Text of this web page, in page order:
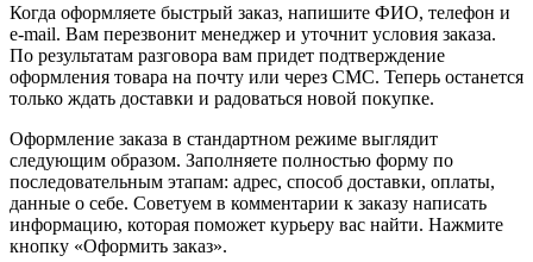
Когда оформляете быстрый заказ, напишите ФИО, телефон и
e-mail. Вам перезвонит менеджер и уточнит условия заказа.
По результатам разговора вам придет подтверждение
оформления товара на почту или через СМС. Теперь останется
только ждать доставки и радоваться новой покупке.
Оформление заказа в стандартном режиме выглядит
следующим образом. Заполняете полностью форму по
последовательным этапам: адрес, способ доставки, оплаты,
данные о себе. Советуем в комментарии к заказу написать
информацию, которая поможет курьеру вас найти. Нажмите
кнопку «Оформить заказ».